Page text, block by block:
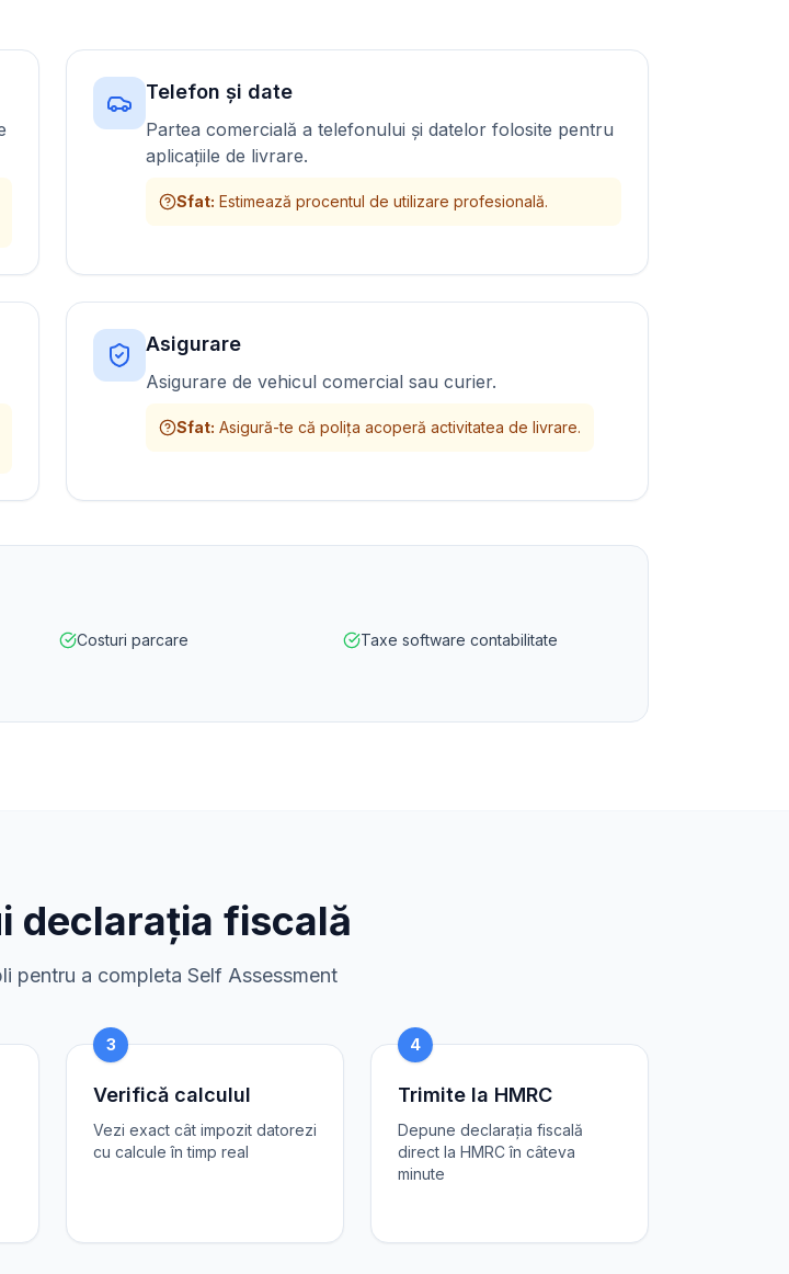
Telefon și date
Partea comercială a telefonului și datelor folosite pentru
aplicațiile de livrare.
Sfat: Estimează procentul de utilizare profesională.
Asigurare
Asigurare de vehicul comercial sau curier.
Sfat: Asigură-te că polița acoperă activitatea de livrare.
Costuri parcare
Taxe software contabilitate
declarația fiscală
pentru a completa Self Assessment
3
Verifică calculul
Vezi exact cât impozit datorezi
cu calcule în timp real
4
Trimite la HMRC
Depune declarația fiscală
direct la HMRC în câteva
minute